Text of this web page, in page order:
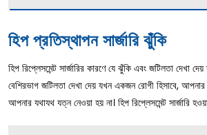
হিপ প্রতিস্থাপন সার্জারি ঝুঁকি
হিপ রিপ্লেসমেন্ট সার্জারির কারণে যে ঝুঁকি এবং জটিলতা দেখা
বেশিরভাগ জটিলতা দেখা দেয় যখন একজন রোগী হিসাবে, আপনার
আপনার যথাযথ যত্ন নেওয়া হয় না। হিপ রিপ্লেসমেন্ট সার্জারি